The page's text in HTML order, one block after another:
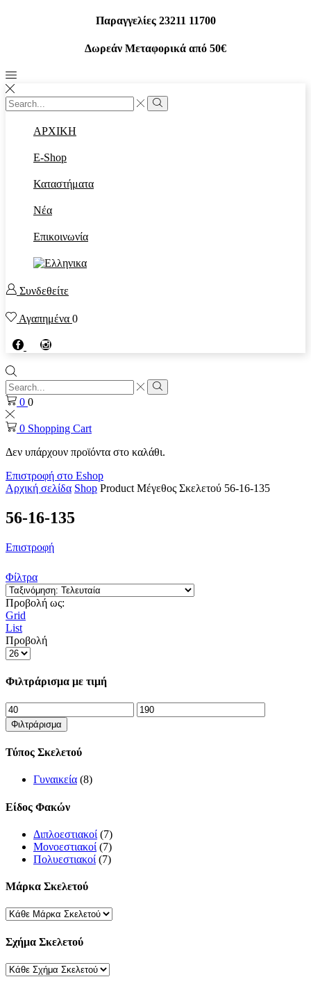
Παραγγελίες 23211 11700
Δωρεάν Μεταφορικά από 50€
Search
input
Search
ΑΡΧΙΚΗ
E-Shop
Καταστήματα
Νέα
Επικοινωνία
Συνδεθείτε
Αγαπημένα 0
Facebookinstagram
Search
input
Search
0 0
0 Shopping Cart
Δεν υπάρχουν προϊόντα στο καλάθι.
Επιστροφή στο Eshop
Αρχική σελίδα Shop Product Μέγεθος Σκελετού 56-16-135
56-16-135
Επιστροφή
Φίλτρα
Προβολή ως:
Grid
List
Προβολή
Products
page
Φιλτράρισμα με τιμή
Ελάχιστη
τιμή
Μέγιστη
τιμή
Φιλτράρισμα
Τύπος Σκελετού
Γυναικεία (8)
Είδος Φακών
Διπλοεστιακοί (7)
Μονοεστιακοί (7)
Πολυεστιακοί (7)
Μάρκα Σκελετού
Σχήμα Σκελετού